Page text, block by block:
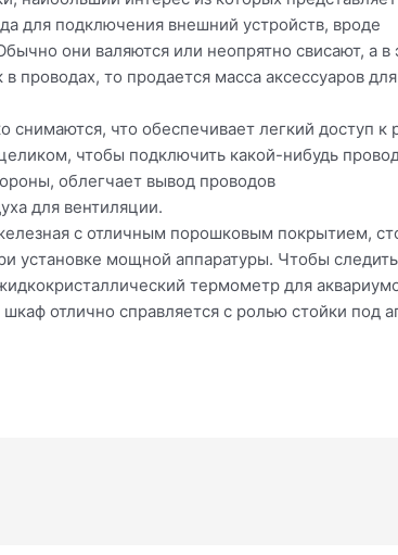
для подключения внешний устройств, вроде
они валяются или неопрятно свисают, а в
проводах, то продается масса аксессуаров
снимаются, что обеспечивает легкий доступ
чтобы подключить какой-нибудь
облегчает вывод проводов
для вентиляции.
с отличным порошковым покрытием,
установке мощной аппаратуры. Чтобы
термометр для
отлично справляется с ролью стойки под